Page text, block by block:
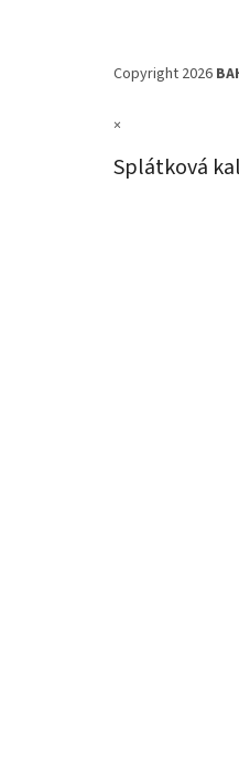
Copyright 2026
×
Splátková